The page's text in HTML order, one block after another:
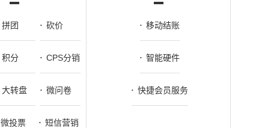
拼团 砍价
积分 CPS分销
大转盘 微问卷
微投票 短信营销
移动结账
智能硬件
快捷会员服务